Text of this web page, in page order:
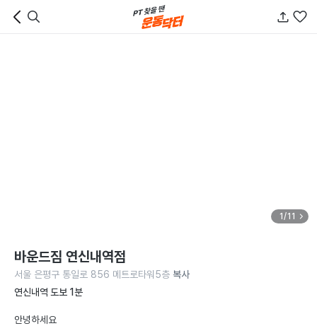
1/11
바운드짐 연신내역점
서울 은평구 통일로 856 메트로타워5층 복사
연신내역 도보 1분
안녕하세요